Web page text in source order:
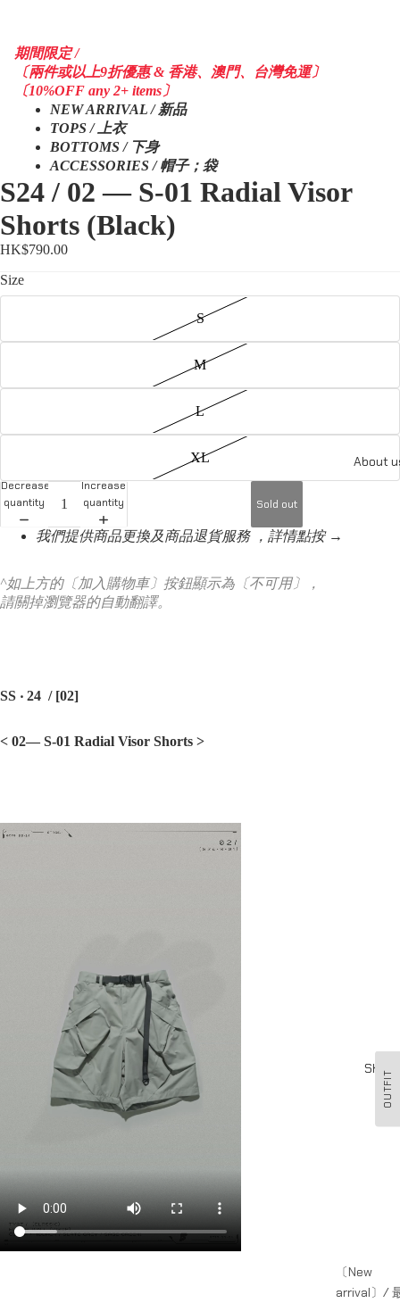
About
Shop
〔New
arrival〕/
OUTFIT
期間限定 /
〔兩件或以上9折優惠 & 香港、澳門、台灣免運〕
〔10%OFF any 2+ items〕
NEW ARRIVAL / 新品
TOPS / 上衣
BOTTOMS / 下身
ACCESSORIES / 帽子；袋
S24 / 02 — S-01 Radial Visor
Shorts (Black)
HK$790.00
Size
S
M
L
XL
Decrease
quantity
Increase
quantity
Sold out
我們提供商品更換及商品退貨服務 ，詳情點按 →
^如上方的〔加入購物車〕按鈕顯示為〔不可用〕，
請關掉瀏覽器的自動翻譯。
SS ‧ 24 / [02]
< 02— S-01 Radial Visor Shorts >